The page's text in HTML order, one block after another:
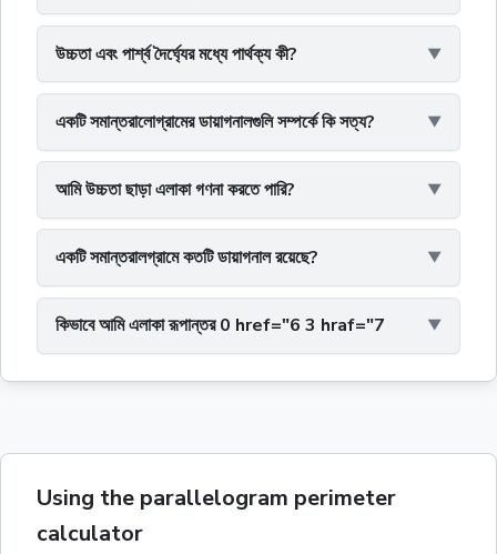
উচ্চতা এবং পার্শ্ব দৈর্ঘ্যের মধ্যে পার্থক্য কী?
একটি সমান্তরালোগ্রামের ডায়াগনালগুলি সম্পর্কে কি সত্য?
আমি উচ্চতা ছাড়া এলাকা গণনা করতে পারি?
একটি সমান্তরালগ্রামে কতটি ডায়াগনাল রয়েছে?
কিভাবে আমি এলাকা রূপান্তর 0 href="6 3 hraf="7
Using the parallelogram perimeter
calculator